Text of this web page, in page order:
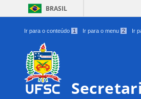
BRASIL
Ir para o conteúdo 1 Ir para o menu 2 Ir